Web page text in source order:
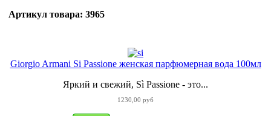
Артикул товара: 3965
Giorgio Armani Si Passione женская парфюмерная вода 100мл
Яркий и свежий, Sì Passione - это...
1230,00 руб